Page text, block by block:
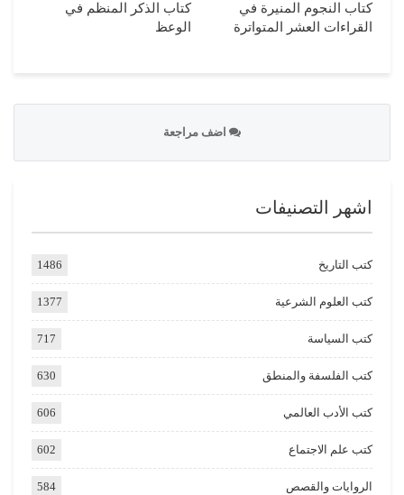
كتاب النجوم المنيرة في
القراءات العشر المتواترة
كتاب الذكر المنظم في
الوعظ
اضف مراجعة
اشهر التصنيفات
كتب التاريخ 1486
كتب العلوم الشرعية 1377
كتب السياسة 717
كتب الفلسفة والمنطق 630
كتب الأدب العالمي 606
كتب علم الاجتماع 602
الروايات والقصص 584